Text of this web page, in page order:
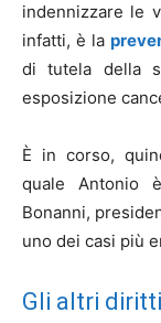
indennizzare le
infatti, è la
di tutela della
esposizione
È in corso,
quale Antonio
Bonanni,
uno dei casi più
Gli altri